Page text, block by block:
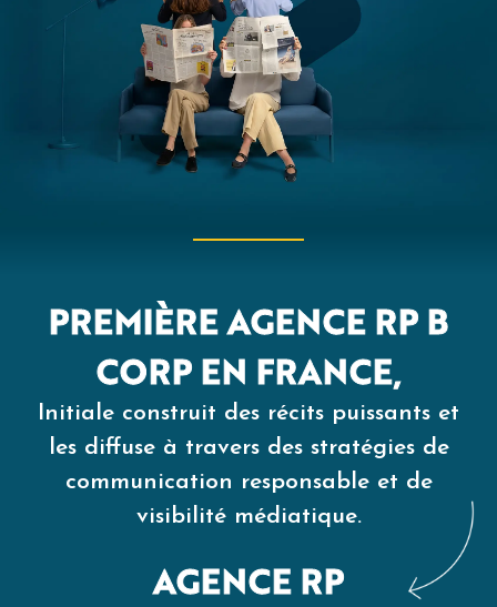
PREMIÈRE AGENCE RP B
CORP EN FRANCE,
Initiale construit des récits puissants et
les diffuse à travers des stratégies de
communication responsable et de
visibilité médiatique.
AGENCE RP